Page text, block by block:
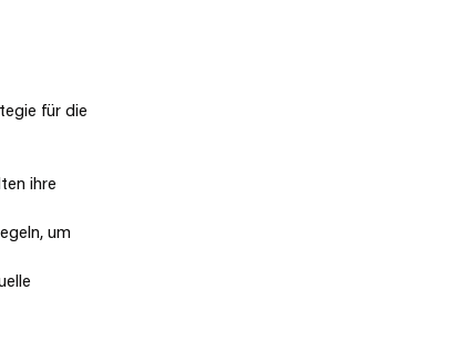
für die
ihre
um